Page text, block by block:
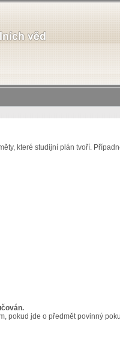
které studijní plán tvoří.
pokud jde o předmět povinný